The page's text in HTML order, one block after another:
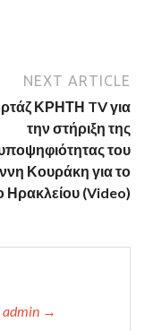
NEXT ARTICLE
ΚΡΗΤΗ TV για
την στήριξη της
του
Κουράκη για το
Ηρακλείου (Video)
admin →